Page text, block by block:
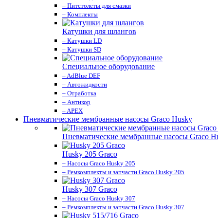
– Питстолеты для смазки
– Комплекты
Катушки для шлангов
– Катушки LD
– Катушки SD
Специальное оборудование
– AdBlue DEF
– Автожидкости
– Отработка
– Антикор
– APEX
Пневматические мембранные насосы Graco Husky
Пневматические мембранные насосы Graco
Husky 205 Graco
– Насосы Graco Husky 205
– Ремкомплекты и запчасти Graco Husky 205
Husky 307 Graco
– Насосы Graco Husky 307
– Ремкомплекты и запчасти Graco Husky 307